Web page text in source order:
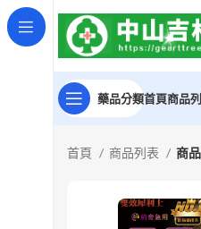
藥品分類首頁商品
首頁 商品列表 商